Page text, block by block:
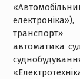
транспорт»
автоматика